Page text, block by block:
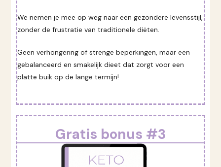
We nemen je mee op weg naar een gezondere levensstijl,
zonder de frustratie van traditionele diëten.
Geen verhongering of strenge beperkingen, maar een
gebalanceerd en smakelijk dieet dat zorgt voor een
platte buik op de lange termijn!
Gratis bonus #3